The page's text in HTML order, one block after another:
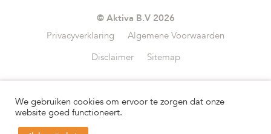
© Aktiva B.V 2026
Privacyverklaring
Algemene Voorwaarden
Disclaimer
Sitemap
Wij zijn aangesloten bij
We gebruiken cookies om ervoor te zorgen dat onze
website goed functioneert.